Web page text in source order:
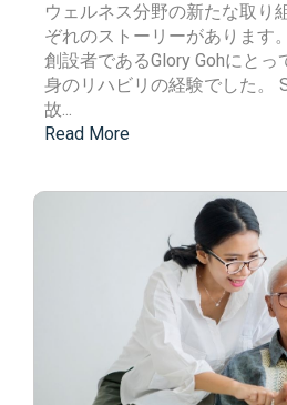
ウェルネス分野の新たな取り
ぞれのストーリーがあります。
創設者であるGlory Gohにとっ
身のリハビリの経験でした。
故...
Read More